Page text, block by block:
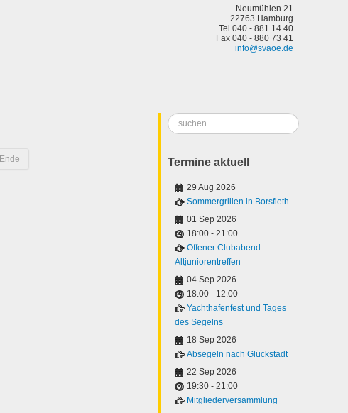
Neumühlen 21
22763 Hamburg
Tel 040 - 881 14 40
Fax 040 - 880 73 41
info@svaoe.de
Ende
Suchen
...
Termine aktuell
29 Aug 2026
Sommergrillen in Borsfleth
01 Sep 2026
18:00 - 21:00
Offener Clubabend -
Altjuniorentreffen
04 Sep 2026
18:00 - 12:00
Yachthafenfest und Tages
des Segelns
18 Sep 2026
Absegeln nach Glückstadt
22 Sep 2026
19:30 - 21:00
Mitgliederversammlung